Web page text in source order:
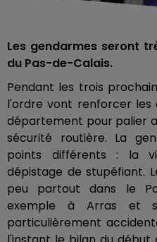
Les gendarmes seront
du Pas-de-Calais.
Pendant les trois
l'ordre vont renforcer les
département pour palier
sécurité routière. La
points différents : la
dépistage de stupéfiant.
peu partout dans le
exemple à Arras et
particulièrement